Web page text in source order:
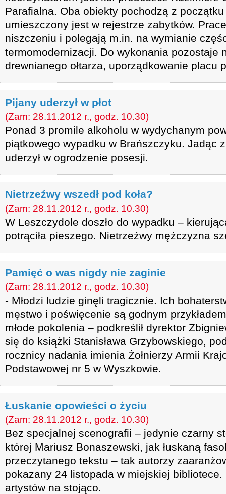
Parafialna. Oba obiekty pochodzą z początku
umieszczony jest w rejestrze zabytków.
niszczeniu i polegają m.in. na wymianie
termomodernizacji. Do wykonania pozostaje
drewnianego ołtarza, uporządkowanie placu
Pijany uderzył w płot
(Zam: 28.11.2012 r., godz. 10.30)
Ponad 3 promile alkoholu w wydychanym
piątkowego wypadku w Brańszczyku. Jadąc
uderzył w ogrodzenie posesji.
Nietrzeźwy wszedł pod koła?
(Zam: 28.11.2012 r., godz. 10.30)
W Leszczydole doszło do wypadku –
potrąciła pieszego. Nietrzeźwy mężczyzna
Pamięć o was nigdy nie zaginie
(Zam: 28.11.2012 r., godz. 10.30)
- Młodzi ludzie ginęli tragicznie. Ich
męstwo i poświęcenie są godnym
młode pokolenia – podkreślił dyrektor
się do książki Stanisława Grzybowskiego,
rocznicy nadania imienia Żołnierzy Armii
Podstawowej nr 5 w Wyszkowie.
Łuskanie opowieści o życiu
(Zam: 28.11.2012 r., godz. 10.30)
Bez specjalnej scenografii – jedynie czarny
której Mariusz Bonaszewski, jak łuskaną
przeczytanego tekstu – tak autorzy
pokazany 24 listopada w miejskiej bibliotece.
artystów na stojąco.